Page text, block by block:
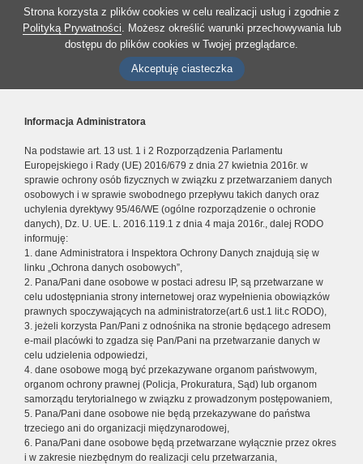
Strona korzysta z plików cookies w celu realizacji usług i zgodnie z
Polityką Prywatności. Możesz określić warunki przechowywania lub
dostępu do plików cookies w Twojej przeglądarce.
Akceptuję ciasteczka
Informacja Administratora
Na podstawie art. 13 ust. 1 i 2 Rozporządzenia Parlamentu
Europejskiego i Rady (UE) 2016/679 z dnia 27 kwietnia 2016r. w
sprawie ochrony osób fizycznych w związku z przetwarzaniem danych
osobowych i w sprawie swobodnego przepływu takich danych oraz
uchylenia dyrektywy 95/46/WE (ogólne rozporządzenie o ochronie
danych), Dz. U. UE. L. 2016.119.1 z dnia 4 maja 2016r., dalej RODO
informuję:
1. dane Administratora i Inspektora Ochrony Danych znajdują się w
linku „Ochrona danych osobowych”,
2. Pana/Pani dane osobowe w postaci adresu IP, są przetwarzane w
celu udostępniania strony internetowej oraz wypełnienia obowiązków
prawnych spoczywających na administratorze(art.6 ust.1 lit.c RODO),
3. jeżeli korzysta Pan/Pani z odnośnika na stronie będącego adresem
e-mail placówki to zgadza się Pan/Pani na przetwarzanie danych w
celu udzielenia odpowiedzi,
4. dane osobowe mogą być przekazywane organom państwowym,
organom ochrony prawnej (Policja, Prokuratura, Sąd) lub organom
samorządu terytorialnego w związku z prowadzonym postępowaniem,
5. Pana/Pani dane osobowe nie będą przekazywane do państwa
trzeciego ani do organizacji międzynarodowej,
6. Pana/Pani dane osobowe będą przetwarzane wyłącznie przez okres
i w zakresie niezbędnym do realizacji celu przetwarzania,